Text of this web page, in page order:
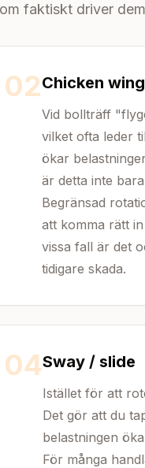
faktiskt driver
02Chicken wing
Vid bollträff
vilket ofta leder
ökar
är detta inte
Begränsad
att komma rätt
vissa fall är det
tidigare skada.
04Sway / slide
Istället för att
Det gör att du
belastningen
För många